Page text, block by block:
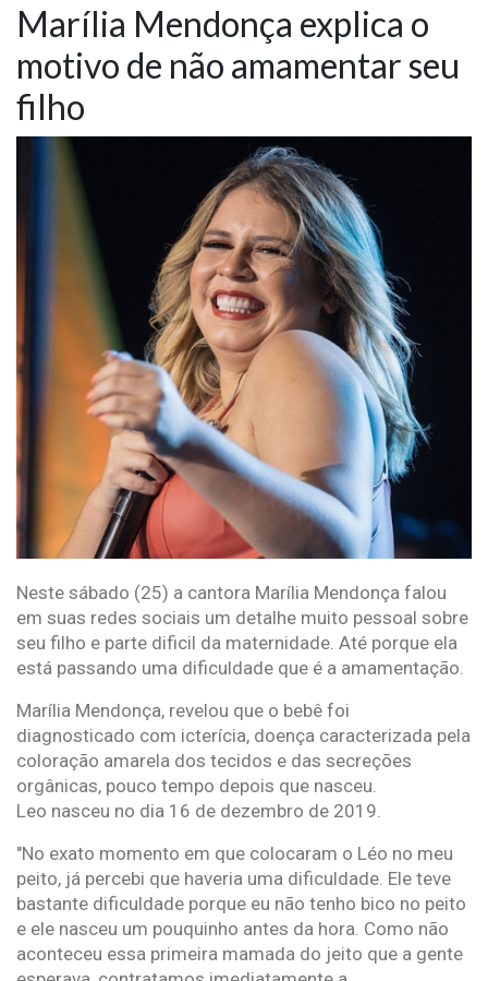
AGENDA
NOTÍCIAS
VÍDEOS
PROMOÇÕES
CONTATO
Marília Mendonça explica o
motivo de não amamentar seu
filho
Neste sábado (25) a cantora Marília Mendonça falou
em suas redes sociais um detalhe muito pessoal sobre
seu filho e parte dificil da maternidade. Até porque ela
está passando uma dificuldade que é a amamentação.
Marília Mendonça, revelou que o bebê foi
diagnosticado com icterícia, doença caracterizada pela
coloração amarela dos tecidos e das secreções
orgânicas, pouco tempo depois que nasceu.
Leo nasceu no dia 16 de dezembro de 2019.
"No exato momento em que colocaram o Léo no meu
peito, já percebi que haveria uma dificuldade. Ele teve
bastante dificuldade porque eu não tenho bico no peito
e ele nasceu um pouquinho antes da hora. Como não
aconteceu essa primeira mamada do jeito que a gente